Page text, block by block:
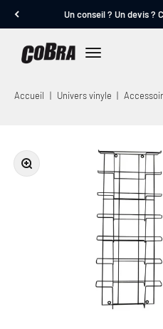
Un conseil ? Un devis ?
Cobra.fr
Accueil | Univers vinyle |
Zoomer sur l'image